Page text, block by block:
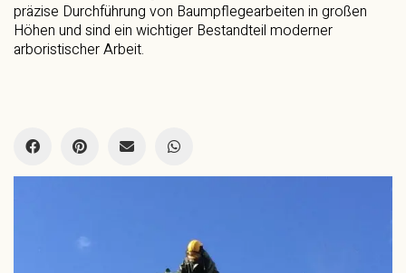
präzise Durchführung von Baumpflegearbeiten in großen
Höhen und sind ein wichtiger Bestandteil moderner
arboristischer Arbeit.